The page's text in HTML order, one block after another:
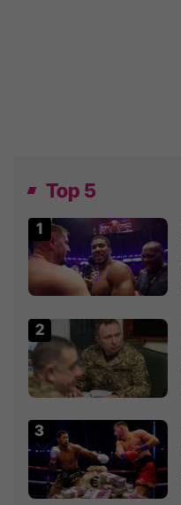
Top 5